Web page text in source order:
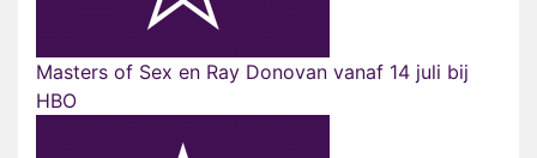
Masters of Sex en Ray Donovan vanaf 14 juli bij
HBO